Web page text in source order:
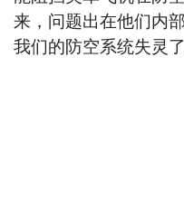
来，问题出在他们内
我们的防空系统失灵